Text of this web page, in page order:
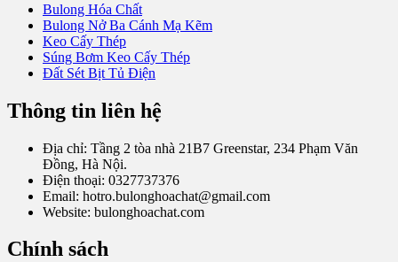
Bulong Hóa Chất
Bulong Nở Ba Cánh Mạ Kẽm
Keo Cấy Thép
Súng Bơm Keo Cấy Thép
Đất Sét Bịt Tủ Điện
Thông tin liên hệ
Địa chỉ: Tầng 2 tòa nhà 21B7 Greenstar, 234 Phạm Văn
Đồng, Hà Nội.
Điện thoại: 0327737376
Email: hotro.bulonghoachat@gmail.com
Website: bulonghoachat.com
Chính sách